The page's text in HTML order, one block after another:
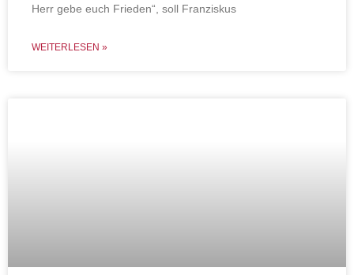
Herr gebe euch Frieden“, soll Franziskus
WEITERLESEN »